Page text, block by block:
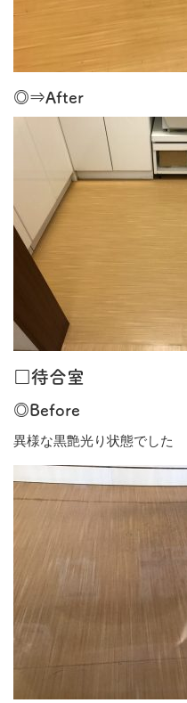
◎⇒After
□待合室
◎Before
異様な黒艶光り状態でした